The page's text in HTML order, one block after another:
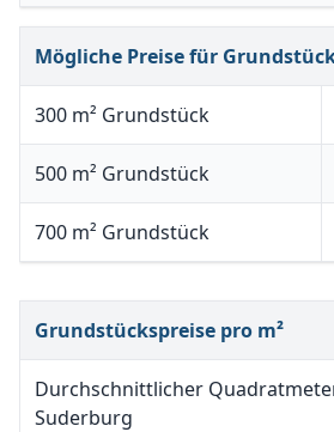
Mögliche Preise für
300 m² Grundstück
500 m² Grundstück
700 m² Grundstück
Grundstückspreise pro m²
Durchschnittlicher
Suderburg